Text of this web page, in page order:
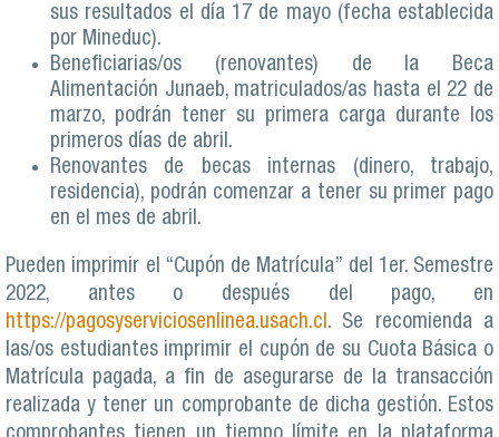
sus resultados el día 17 de mayo (fecha establecida
por Mineduc).
Beneficiarias/os (renovantes) de la Beca
Alimentación Junaeb, matriculados/as hasta el 22 de
marzo, podrán tener su primera carga durante los
primeros días de abril.
Renovantes de becas internas (dinero, trabajo,
residencia), podrán comenzar a tener su primer pago
en el mes de abril.
Pueden imprimir el “Cupón de Matrícula” del 1er. Semestre
2022, antes o después del pago, en
https://pagosyserviciosenlinea.usach.cl. Se recomienda a
las/os estudiantes imprimir el cupón de su Cuota Básica o
Matrícula pagada, a fin de asegurarse de la transacción
realizada y tener un comprobante de dicha gestión. Estos